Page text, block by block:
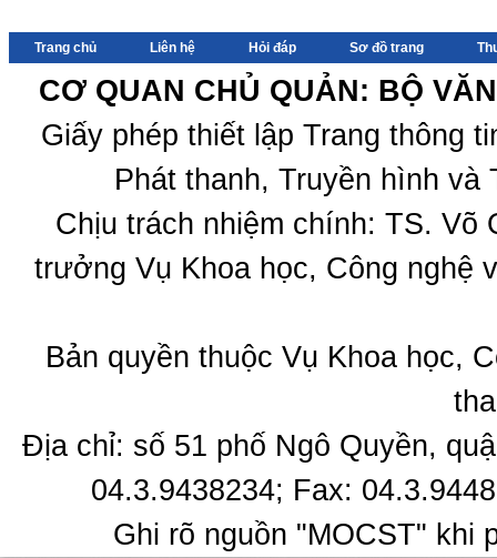
Trang chủ Liên hệ Hỏi đáp Sơ đồ trang
CƠ QUAN CHỦ QUẢN: BỘ
Giấy phép thiết lập Trang thông
Phát thanh, Truyền hình
Chịu trách nhiệm chính: TS.
trưởng Vụ Khoa học, Công nghệ
Bản quyền thuộc Vụ Khoa học,
Địa chỉ: số 51 phố Ngô Quyền,
04.3.9438234; Fax:
Ghi rõ nguồn "MOCST" khi